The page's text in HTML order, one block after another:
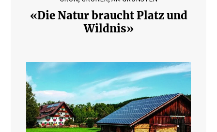
«Die Natur braucht Platz und
Wildnis»